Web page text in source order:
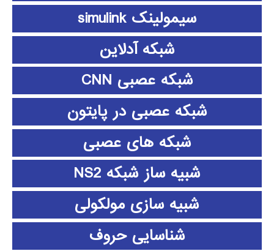
سیمولینک simulink
شبکه آدلاین
شبکه عصبی CNN
شبکه عصبی در پایتون
شبکه های عصبی
شبیه ساز شبکه NS2
شبیه سازی مولکولی
شناسایی حروف